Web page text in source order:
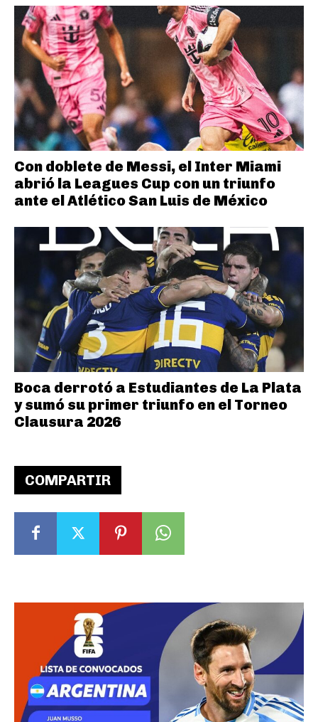
COMPARTIR
Con doblete de Messi, el Inter Miami
abrió la Leagues Cup con un triunfo
ante el Atlético San Luis de México
Boca derrotó a Estudiantes de La Plata
y sumó su primer triunfo en el Torneo
Clausura 2026